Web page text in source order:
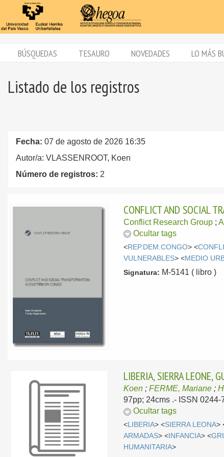
BÚSQUEDAS TESAURO NOVEDADES LO MÁS
Listado de los registros
Fecha: 07 de agosto de 2026 16:35
Autor/a: VLASSENROOT, Koen
Número de registros: 2
CONFLICT AND SOCIAL
Conflict Research Group ;
Ocultar tags
<REP.DEM.CONGO> <
VULNERABLES> <MEDIO
Signatura: M-5141 ( libro )
LIBERIA, SIERRA LEONE,
Koen ;FERME, Mariane ;
97pp; 24cms .- ISSN 0244-
Ocultar tags
< LIBERIA> <SIERRA LEONA>
ARMADAS> < INFANCIA> <
HUMANITARIA>